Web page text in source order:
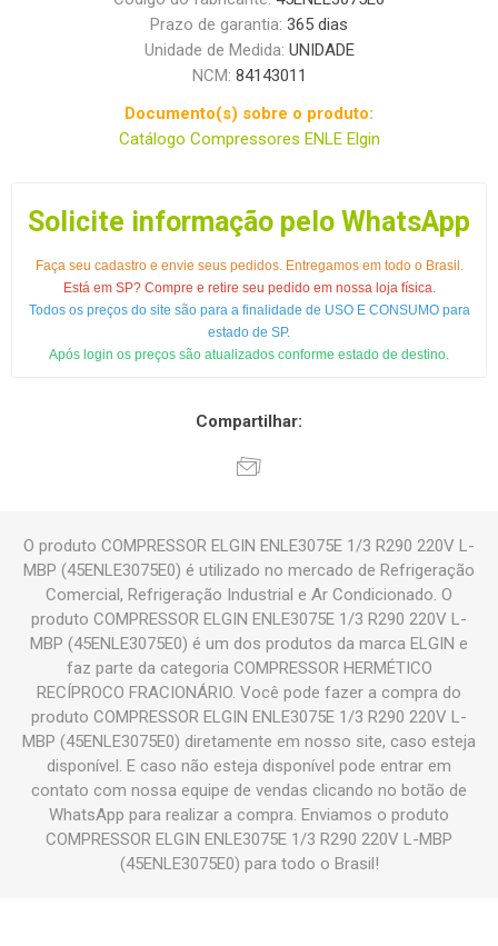
Prazo de garantia: 365 dias
Unidade de Medida: UNIDADE
NCM: 84143011
Documento(s) sobre o produto:
Catálogo Compressores ENLE Elgin
Solicite informação pelo WhatsApp
Faça seu cadastro e envie seus pedidos. Entregamos em todo o Brasil.
Está em SP? Compre e retire seu pedido em nossa loja física.
Todos os preços do site são para a finalidade de USO E CONSUMO para
estado de SP.
Após login os preços são atualizados conforme estado de destino.
Compartilhar:
O produto COMPRESSOR ELGIN ENLE3075E 1/3 R290 220V L-
MBP (45ENLE3075E0) é utilizado no mercado de Refrigeração
Comercial, Refrigeração Industrial e Ar Condicionado. O
produto COMPRESSOR ELGIN ENLE3075E 1/3 R290 220V L-
MBP (45ENLE3075E0) é um dos produtos da marca ELGIN e
faz parte da categoria COMPRESSOR HERMÉTICO
RECÍPROCO FRACIONÁRIO. Você pode fazer a compra do
produto COMPRESSOR ELGIN ENLE3075E 1/3 R290 220V L-
MBP (45ENLE3075E0) diretamente em nosso site, caso esteja
disponível. E caso não esteja disponível pode entrar em
contato com nossa equipe de vendas clicando no botão de
WhatsApp para realizar a compra. Enviamos o produto
COMPRESSOR ELGIN ENLE3075E 1/3 R290 220V L-MBP
(45ENLE3075E0) para todo o Brasil!